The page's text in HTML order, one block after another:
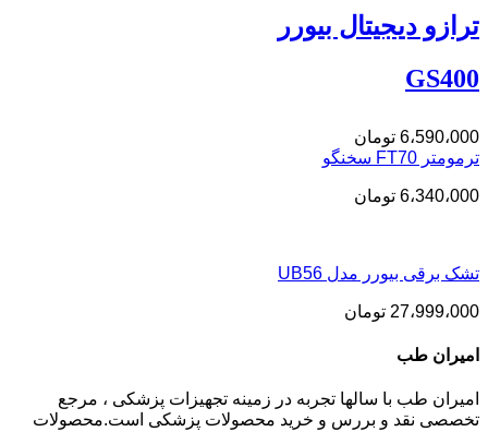
ترازو دیجیتال بیورر
GS400
6،590،000 تومان
ترمومتر FT70 سخنگو
6،340،000 تومان
تشک برقی بیورر مدل UB56
27،999،000 تومان
امیران طب
امیران طب با سالها تجربه در زمینه تجهیزات پزشکی ، مرجع
تخصصی نقد و بررس و خرید محصولات پزشکی است.محصولات